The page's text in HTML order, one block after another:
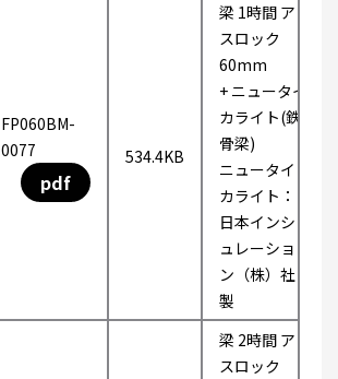
FP060BM-
0077
pdf
534.4KB
梁 1時間 ア
スロック
60mm
+ ニュータイ
カライト(鉄
骨梁)
ニュータイ
カライト：
日本インシ
ュレーショ
ン（株）社
製
梁 2時間 ア
スロック